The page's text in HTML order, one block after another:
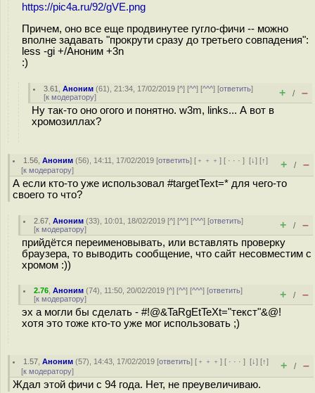
https://pic4a.ru/92/gVE.png
Причем, оно все еще продвинутее гугло-фичи -- можно
вполне задавать "прокрути сразу до третьего совпадения":
less -gi +/Аноним +3n
:)
3.61 ,Аноним (61), 21:34, 17/02/2019 [^] [^^] [^^^] [ответить]
[к модератору] + / –
Ну так-то оно огого и понятно. w3m, links... А вот в
хромозиллах?
1.56 ,Аноним (56), 14:11, 17/02/2019 [ответить] [ ﹢﹢﹢] [ · · ·][↓] [↑]
[к модератору] + / –
А если кто-то уже использовал #targetText=* для чего-то
своего то что?
2.67 ,Аноним (33), 10:01, 18/02/2019 [^] [^^] [^^^] [ответить]
[к модератору] + / –
прийдётся переименовывать, или вставлять проверку
браузера, то выводить сообщение, что сайт несовместим с
хромом :))
2.76 ,Аноним (74), 11:50, 20/02/2019 [^] [^^] [^^^] [ответить]
[к модератору] + / –
эх а могли бы сделать - #!@&TaRgEtTeXt="текст"&@!
хотя это тоже кто-то уже мог использовать ;)
1.57 ,Аноним (57), 14:43, 17/02/2019 [ответить] [ ﹢﹢﹢] [ · · ·][↓] [↑]
[к модератору] + / –
Ждал этой фичи с 94 года. Нет, не преувеличиваю.